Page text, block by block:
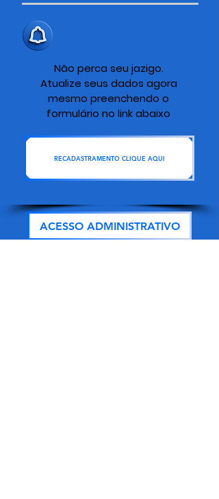
Não perca seu jazigo.
Atualize seus dados agora
mesmo preenchendo o
formulário no link abaixo
RECADASTRAMENTO CLIQUE AQUI
ACESSO ADMINISTRATIVO